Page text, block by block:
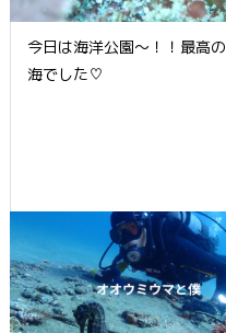
今日は海洋公園～！！最高の
海でした♡